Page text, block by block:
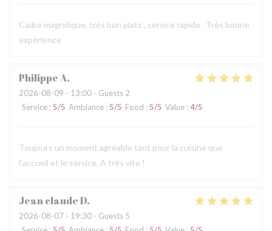
Cadre magnifique, très bon plats , service rapide . Très bonne
expérience
PhilippeA
2026-08-09 - 13:00 - Guests 2
Service : 5/5 Ambiance : 5/5 Food : 5/5 Value : 4/5
Toujours un moment agréable tant pour la cuisine que
l'accueil et le service. A très vite !
Jean claudeD
2026-08-07 - 19:30 - Guests 5